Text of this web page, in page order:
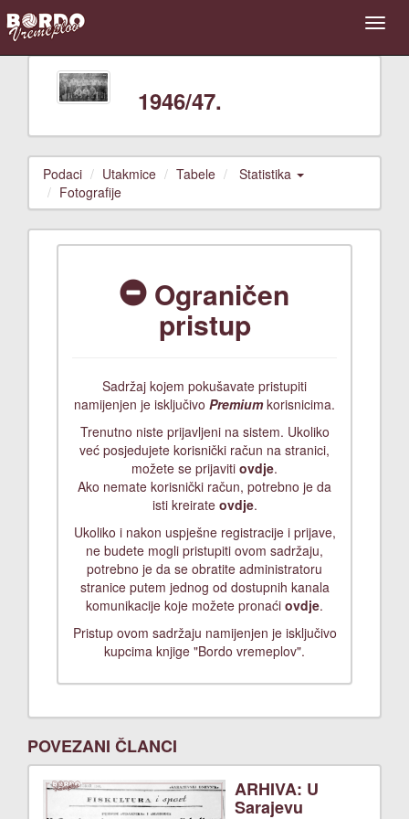
1946/47.
Podaci Utakmice Tabele
Statistika
Fotografije
Ograničen
pristup
Sadržaj kojem pokušavate pristupiti
namijenjen je isključivo Premiumkorisnicima.
Trenutno niste prijavljeni na sistem. Ukoliko
već posjedujete korisnički račun na stranici,
možete se prijaviti ovdje.
Ako nemate korisnički račun, potrebno je da
isti kreirate ovdje.
Ukoliko i nakon uspješne registracije i prijave,
ne budete mogli pristupiti ovom sadržaju,
potrebno je da se obratite administratoru
stranice putem jednog od dostupnih kanala
komunikacije koje možete pronaći ovdje.
Pristup ovom sadržaju namijenjen je isključivo
kupcima knjige "Bordo vremeplov".
POVEZANI ČLANCI
ARHIVA: U
Sarajevu